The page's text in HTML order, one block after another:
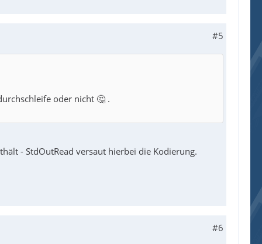
#5
oder nicht 🤔 .
- StdOutRead versaut hierbei die Kodierung.
#6